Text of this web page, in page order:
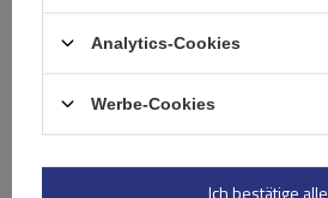
Stelle eine Frage
Bewertungen(0)
Analytics-Cookies
Werbe-Cookies